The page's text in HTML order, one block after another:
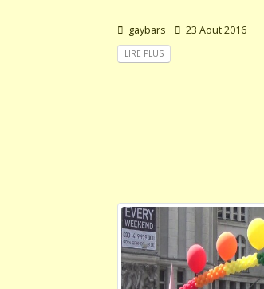
gaybars 23 Aout 2016
LIRE PLUS